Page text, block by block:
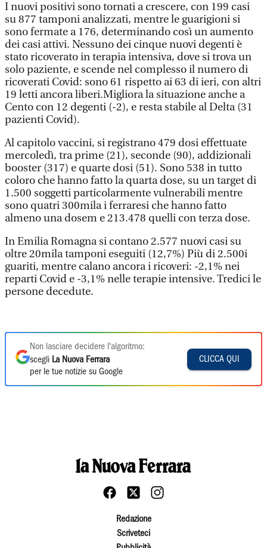
I nuovi positivi sono tornati a crescere, con 199 casi
su 877 tamponi analizzati, mentre le guarigioni si
sono fermate a 176, determinando così un aumento
dei casi attivi. Nessuno dei cinque nuovi degenti è
stato ricoverato in terapia intensiva, dove si trova un
solo paziente, e scende nel complesso il numero di
ricoverati Covid: sono 61 rispetto ai 63 di ieri, con altri
19 letti ancora liberi.Migliora la situazione anche a
Cento con 12 degenti (-2), e resta stabile al Delta (31
pazienti Covid).
Al capitolo vaccini, si registrano 479 dosi effettuate
mercoledì, tra prime (21), seconde (90), addizionali
booster (317) e quarte dosi (51). Sono 538 in tutto
coloro che hanno fatto la quarta dose, su un target di
1.500 soggetti particolarmente vulnerabili mentre
sono quatri 300mila i ferraresi che hanno fatto
almeno una dosem e 213.478 quelli con terza dose.
In Emilia Romagna si contano 2.577 nuovi casi su
oltre 20mila tamponi eseguiti (12,7%) Più di 2.500i
guariti, mentre calano ancora i ricoveri: -2,1% nei
reparti Covid e -3,1% nelle terapie intensive. Tredici le
persone decedute.
Non lasciare decidere l'algoritmo:
scegli La Nuova Ferrara
per le tue notizie su Google
CLICCA QUI
Redazione
Scriveteci